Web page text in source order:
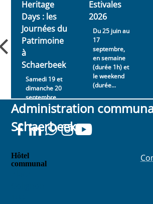
Heritage
Days : les
Journées du
Patrimoine
à
Schaerbeek
Samedi 19 et
dimanche 20
septembre
2026
Estivales
2026
Du 25 juin au
17
septembre,
en semaine
(durée 1h) et
le weekend
(durée...
Administration
Schaerbeek
Hôtel
communal